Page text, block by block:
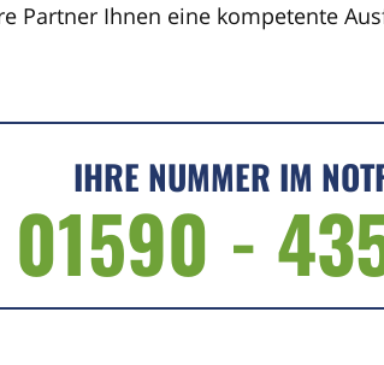
Partner Ihnen eine kompetente
IHRE NUMMER IM
-